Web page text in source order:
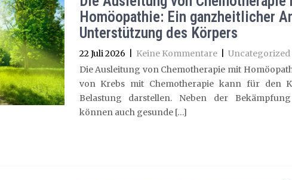
Homöopathie: Ein ganzheitlicher
Unterstützung des Körpers
22 Juli 2026 Keine Kommentare
Uncategorized
Die Ausleitung von Chemotherapie mit
von Krebs mit Chemotherapie kann für den
Belastung darstellen. Neben der
können auch gesunde […]